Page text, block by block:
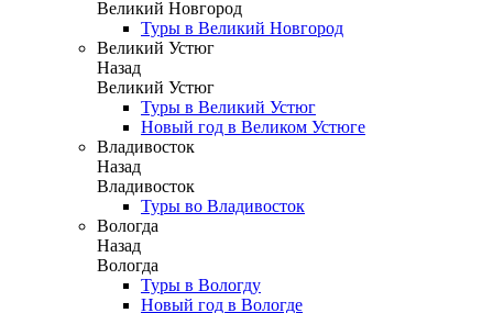
Великий Новгород
Туры в Великий Новгород
Великий Устюг
Назад
Великий Устюг
Туры в Великий Устюг
Новый год в Великом Устюге
Владивосток
Назад
Владивосток
Туры во Владивосток
Вологда
Назад
Вологда
Туры в Вологду
Новый год в Вологде